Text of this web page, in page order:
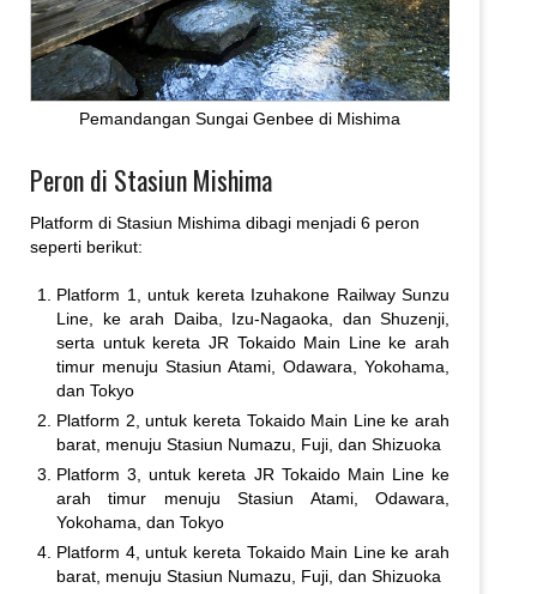
Pemandangan Sungai Genbee di Mishima
Peron di Stasiun Mishima
Platform di Stasiun Mishima dibagi menjadi 6 peron
seperti berikut:
Platform 1, untuk kereta Izuhakone Railway Sunzu
Line, ke arah Daiba, Izu-Nagaoka, dan Shuzenji,
serta untuk kereta JR Tokaido Main Line ke arah
timur menuju Stasiun Atami, Odawara, Yokohama,
dan Tokyo
Platform 2, untuk kereta Tokaido Main Line ke arah
barat, menuju Stasiun Numazu, Fuji, dan Shizuoka
Platform 3, untuk kereta JR Tokaido Main Line ke
arah timur menuju Stasiun Atami, Odawara,
Yokohama, dan Tokyo
Platform 4, untuk kereta Tokaido Main Line ke arah
barat, menuju Stasiun Numazu, Fuji, dan Shizuoka